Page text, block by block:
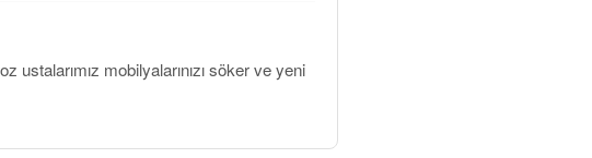
ustalarımız mobilyalarınızı söker ve yeni